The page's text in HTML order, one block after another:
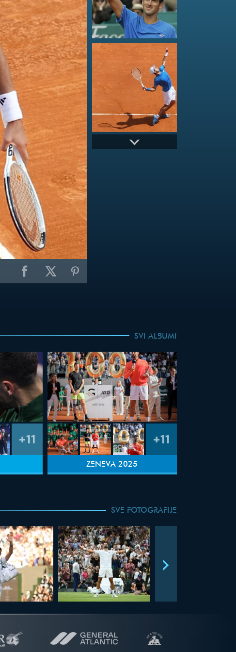
SVI ALBUMI
+11 +11
ŽENEVA 2025
SVE FOTOGRAFIJE